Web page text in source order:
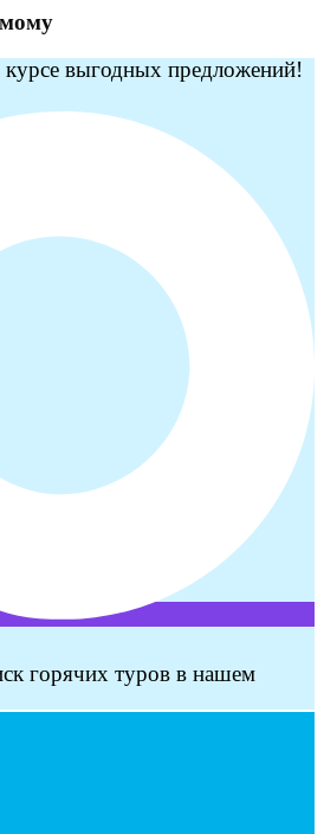
выгодных предложений!
горячих туров в нашем